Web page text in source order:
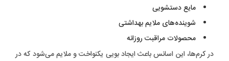
مایع دستشویی
شوینده‌های ملایم بهداشتی
محصولات مراقبت روزانه
در کرم‌ها، این اسانس باعث ایجاد بویی یکنواخت و ملایم می‌شود که در